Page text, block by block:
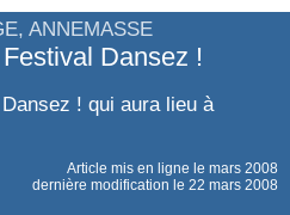
ANNEMASSE
Dansez !
! qui aura lieu à
Article mis en ligne le mars 2008
dernière modification le 22 mars 2008